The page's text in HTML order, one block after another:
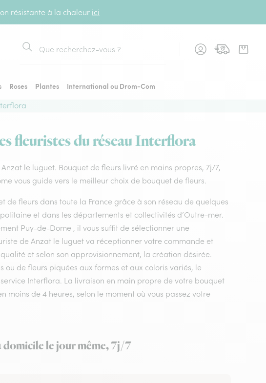
résistante à la chaleur ici
Rechercher
Roses Plantes
International ou Drom-Com
fleuristes du réseau Interflora
le luguet. Bouquet de fleurs livré en mains propres, 7j/7,
vous guide vers le meilleur choix de bouquet de fleurs.
de fleurs dans toute la France grâce à son réseau de quelques
et dans les départements et collectivités d’Outre-mer.
Puy-de-Dome , il vous suffit de sélectionner une
de Anzat le luguet va réceptionner votre commande et
et selon son approvisionnement, la création désirée.
de fleurs piquées aux formes et aux coloris variés, le
Interflora. La livraison en main propre de votre bouquet
moins de 4 heures, selon le moment où vous passez votre
le jour même, 7j/7